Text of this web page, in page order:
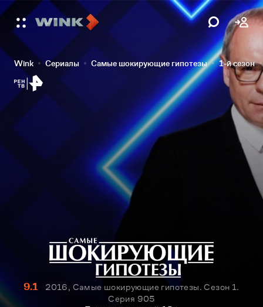
Wink Сериалы Самые шокирующие гипотезы 1-й сезон
9.1
2016, Самые шокирующие гипотезы. Сезон 1.
Серия 905